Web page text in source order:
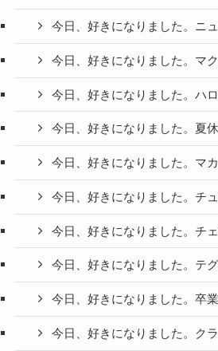
今日、好きになりました。ニ
今日、好きになりました。マ
今日、好きになりました。ハ
今日、好きになりました。夏
今日、好きになりました。マ
今日、好きになりました。チ
今日、好きになりました。チ
今日、好きになりました。テ
今日、好きになりました。卒
今日、好きになりました。ク